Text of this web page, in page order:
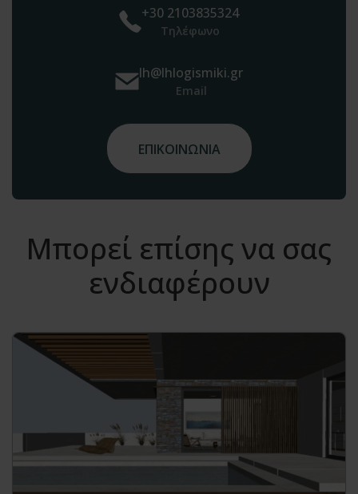
+30 2103835324
Τηλέφωνο
lh@lhlogismiki.gr
Email
ΕΠΙΚΟΙΝΩΝΙΑ
Μπορεί επίσης να σας
ενδιαφέρουν